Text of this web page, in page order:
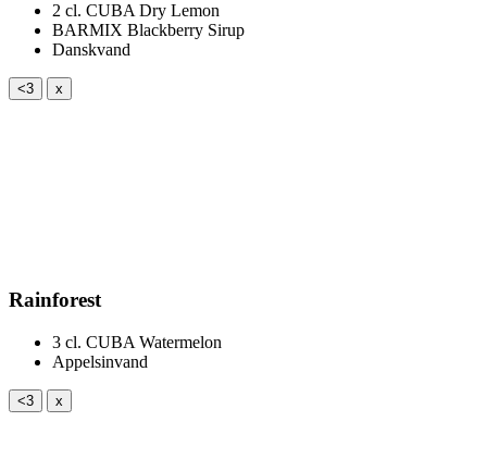
2 cl. CUBA Dry Lemon
BARMIX Blackberry Sirup
Danskvand
<3 x
Rainforest
3 cl. CUBA Watermelon
Appelsinvand
<3 x